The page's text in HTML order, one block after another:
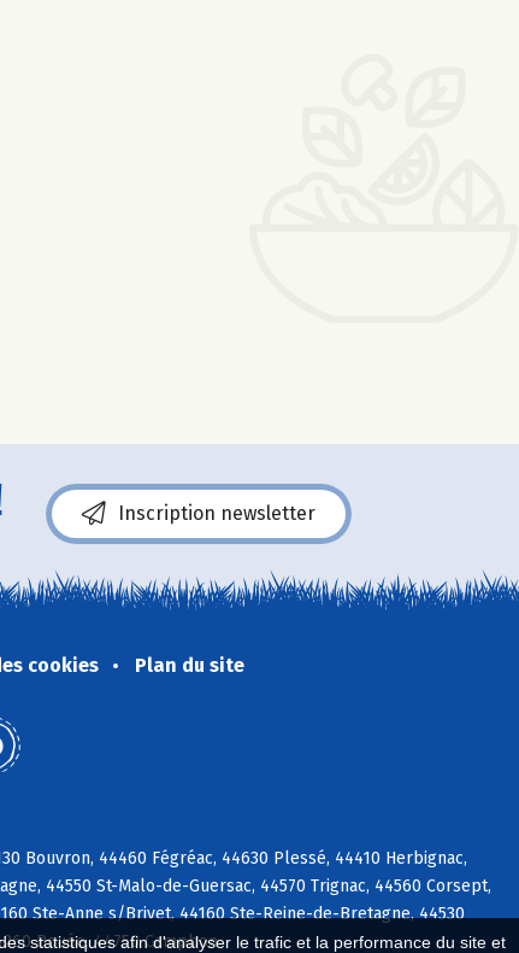
statistiques afin d'analyser le trafic et la performance du site et
Inscription newsletter
cookies Plan du site
Bouvron, 44460 Fégréac, 44630 Plessé, 44410 Herbignac,
44550 St-Malo-de-Guersac, 44570 Trignac, 44560 Corsept,
Ste-Anne s/Brivet, 44160 Ste-Reine-de-Bretagne, 44530
Bouée, 44750 Campbon